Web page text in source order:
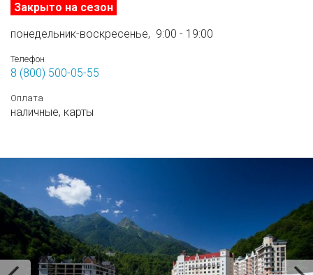
Закрыто на сезон
понедельник-воскресенье, 9:00 - 19:00
Телефон
8 (800) 500-05-55
Оплата
наличные, карты